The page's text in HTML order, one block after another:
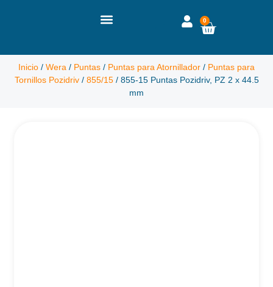
0
Inicio / Wera / Puntas / Puntas para Atornillador / Puntas para
Tornillos Pozidriv/ 855/15/ 855-15 Puntas Pozidriv, PZ 2 x 44.5
mm